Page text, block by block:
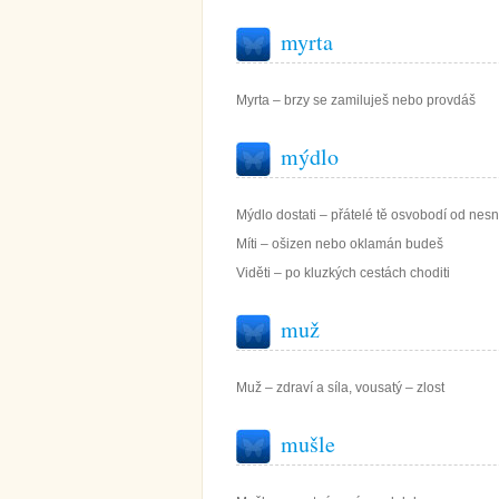
myrta
Myrta – brzy se zamiluješ nebo provdáš
mýdlo
Mýdlo dostati – přátelé tě osvobodí od
Míti – ošizen nebo oklamán budeš
Viděti – po kluzkých cestách choditi
muž
Muž – zdraví a síla, vousatý – zlost
mušle